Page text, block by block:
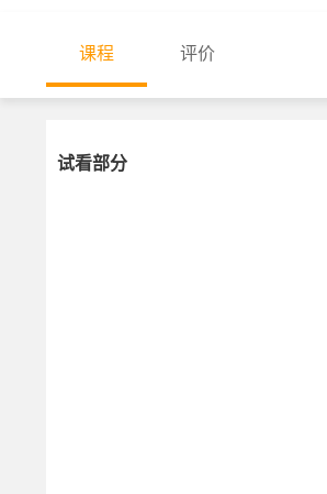
课程 评价
试看部分